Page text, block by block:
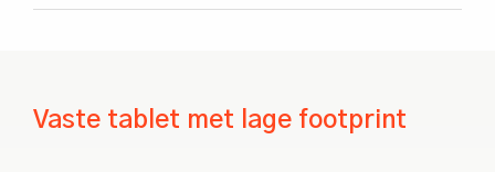
Vaste tablet met lage footprint